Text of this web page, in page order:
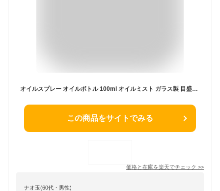
オイルスプレー オイルボトル 100ml オイルミスト ガラス製 目盛り付き油/醤油/酢適用 キャンプ アウトドア適用
この商品をサイトでみる
価格と在庫を楽天でチェック >>
ナオ玉(60代・男性)